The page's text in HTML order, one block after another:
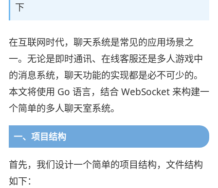
下
在互联网时代，聊天系统是常见的应用场景之
一。无论是即时通讯、在线客服还是多人游戏中
的消息系统，聊天功能的实现都是必不可少的。
本文将使用 Go 语言，结合 WebSocket 来构建一
个简单的多人聊天室系统。
一、项目结构
首先，我们设计一个简单的项目结构，文件结构
如下：